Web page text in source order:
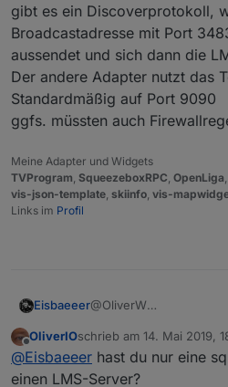
gibt es ein Discoverprotokoll,
Broadcastadresse mit Port
aussendet und sich dann die
Der andere Adapter nutzt das
Standardmäßig auf Port 9090
ggfs. müssten auch
Meine Adapter und Widgets
TVProgram, SqueezeboxRPC, OpenLiga,
vis-json-template, skiinfo, vis-
Links im Profil
Eisbaeeer@OliverW
Habe squeezebox
Gelegenheit testen.
exportieren?
Offline
OliverIOschrieb am 14. Mai 2019,
zuletzt editiert von
@Eisbaeeer hast du nur eine
einen LMS-Server?